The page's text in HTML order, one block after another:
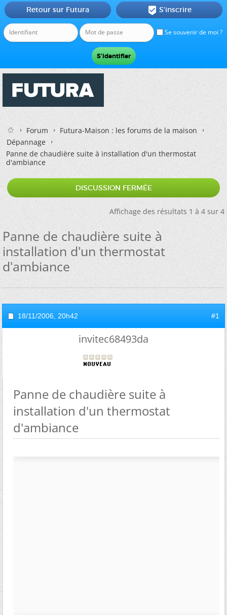
Se souvenir de moi ?
Retour sur Futura  S'inscrire
Forum
Futura-Maison : les forums de la maison
Dépannage
Panne de chaudière suite à installation d'un thermostat
d'ambiance
DISCUSSION FERMÉE
Affichage des résultats 1 à 4 sur 4
Panne de chaudière suite à
installation d'un thermostat
d'ambiance
18/11/2006, 20h42 #1
invitec68493da
Panne de chaudière suite à
installation d'un thermostat
d'ambiance